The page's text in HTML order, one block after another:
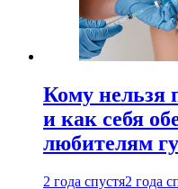
Кому нельзя
и как себя
любителям
2 года спустя2 года